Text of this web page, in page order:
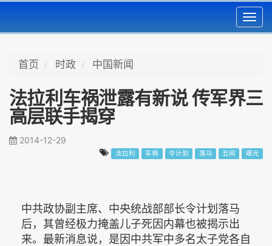
首页 时政 中国新闻
法拉利车祸泄露有新说 传军界三
高层联手揭穿
2014-12-29
法拉利 车祸 令计划 落马 丑闻 曝光
中共政协副主席、中央统战部部长令计划落马
后，其曾经极力掩盖儿子死因内幕也被揭示出
来。最新消息说，是因中共军中多名太子党各自